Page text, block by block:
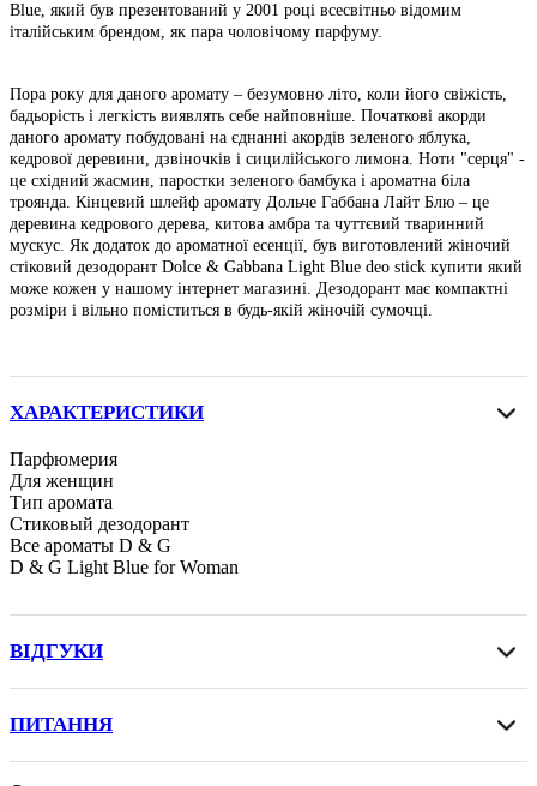
Blue, який був презентований у 2001 році всесвітньо відомим
італійським брендом, як пара чоловічому парфуму.
Пора року для даного аромату – безумовно літо, коли його свіжість,
бадьорість і легкість виявлять себе найповніше. Початкові акорди
даного аромату побудовані на єднанні акордів зеленого яблука,
кедрової деревини, дзвіночків і сицилійського лимона. Ноти "серця" -
це східний жасмин, паростки зеленого бамбука і ароматна біла
троянда. Кінцевий шлейф аромату Дольче Габбана Лайт Блю – це
деревина кедрового дерева, китова амбра та чуттєвий тваринний
мускус. Як додаток до ароматної есенції, був виготовлений жіночий
стіковий дезодорант Dolce & Gabbana Light Blue deo stick купити який
може кожен у нашому інтернет магазині. Дезодорант має компактні
розміри і вільно поміститься в будь-якій жіночій сумочці.
ХАРАКТЕРИСТИКИ
Парфюмерия
Для женщин
Тип аромата
Стиковый дезодорант
Все ароматы D & G
D & G Light Blue for Woman
ВІДГУКИ
ПИТАННЯ